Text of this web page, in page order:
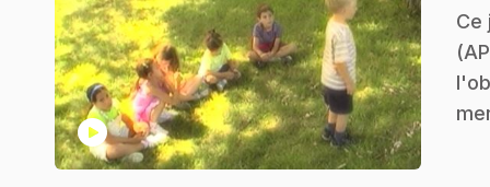
play_circle
.Ce